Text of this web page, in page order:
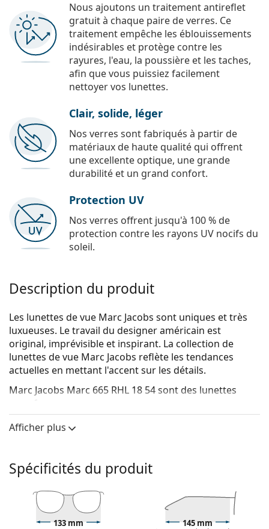
Nous ajoutons un traitement antireflet
gratuit à chaque paire de verres. Ce
traitement empêche les éblouissements
indésirables et protège contre les
rayures, l'eau, la poussière et les taches,
afin que vous puissiez facilement
nettoyer vos lunettes.
Clair, solide, léger
Nos verres sont fabriqués à partir de
matériaux de haute qualité qui offrent
une excellente optique, une grande
durabilité et un grand confort.
Protection UV
Nos verres offrent jusqu'à 100 % de
protection contre les rayons UV nocifs du
soleil.
Description du produit
Les lunettes de vue Marc Jacobs sont uniques et très
luxueuses. Le travail du designer américain est
original, imprévisible et inspirant. La collection de
lunettes de vue Marc Jacobs reflète les tendances
actuelles en mettant l'accent sur les détails.
Marc Jacobs Marc 665 RHL 18 54sont des lunettes
pour femmes.
Voyez de quoi vous avez l'air avec ces lunettes grâce à
la fonction d'essai virtuel de Lentiamo.
La couleur noire de la monture s'accorde
parfaitement avec tous les teints et des cheveux
blonds clairs, châtains clairs ou noirs.
Les montures carrées sont un choix idéal pour les
Afficher plus
Spécificités du produit
133 mm 145 mm